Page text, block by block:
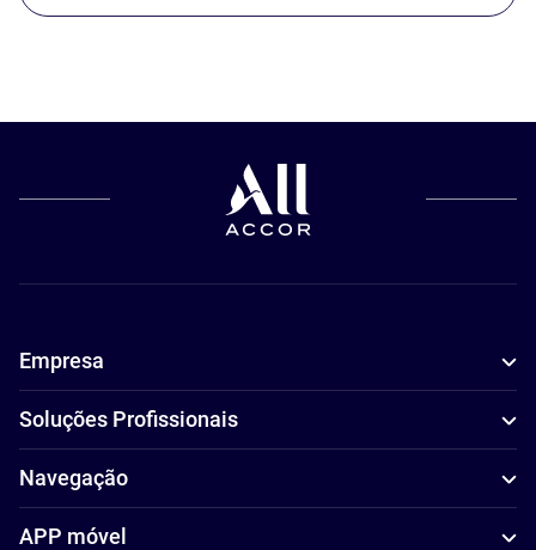
Empresa
Soluções Profissionais
Navegação
APP móvel